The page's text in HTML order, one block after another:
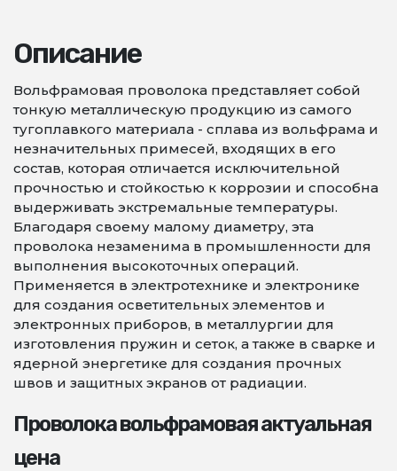
Описание
Вольфрамовая проволока представляет собой
тонкую металлическую продукцию из самого
тугоплавкого материала - сплава из вольфрама и
незначительных примесей, входящих в его
состав, которая отличается исключительной
прочностью и стойкостью к коррозии и способна
выдерживать экстремальные температуры.
Благодаря своему малому диаметру, эта
проволока незаменима в промышленности для
выполнения высокоточных операций.
Применяется в электротехнике и электронике
для создания осветительных элементов и
электронных приборов, в металлургии для
изготовления пружин и сеток, а также в сварке и
ядерной энергетике для создания прочных
швов и защитных экранов от радиации.
Проволока вольфрамовая актуальная
цена